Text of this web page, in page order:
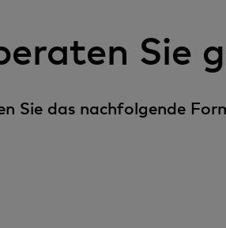
Sie
Sie das nachfolgende